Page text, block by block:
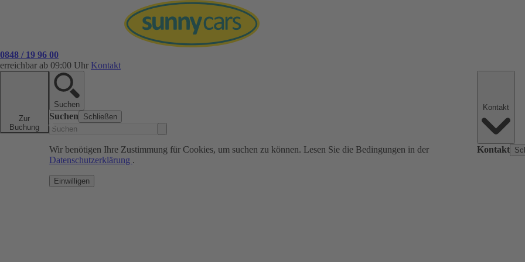
0848 / 19 96 00
erreichbar ab 09:00 Uhr Kontakt
Zur
Buchung
Suchen
Suchen Schließen
Wir benötigen Ihre Zustimmung für Cookies, um suchen zu können. Lesen Sie die Bedingungen in der
Datenschutzerklärung .
Einwilligen
Kontakt